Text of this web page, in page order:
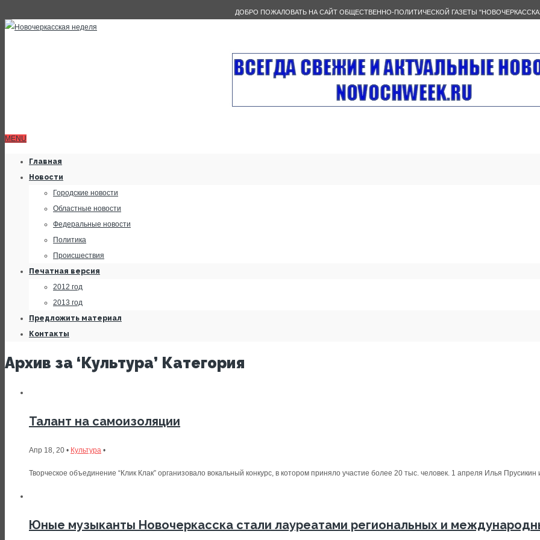
ДОБРО ПОЖАЛОВАТЬ НА САЙТ ОБЩЕСТВЕННО-ПОЛИТИЧЕСКОЙ ГАЗЕТЫ
MENU
Главная
Новости
Городские новости
Областные новости
Федеральные новости
Политика
Происшествия
Печатная версия
2012 год
2013 год
Предложить материал
Контакты
Архив за ‘Культура’ Категория
Талант на самоизоляции
Апр 18, 20 • Культура •
Творческое объединение “Клик Клак” организовало вокальный конкурс, в котором приняло участие более 20 тыс. человек. 1 апреля Илья Прусикин
Юные музыканты Новочеркасска стали лауреатами региональных и